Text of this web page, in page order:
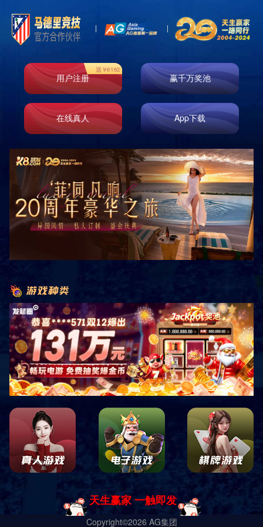
产品展示
PRODUCTS
分类
标准型套房 六
详细信息
套房是指组合成套的房屋，一般带有独立的卫生间或浴室。
上一篇：标准型套房 五
下一篇：暂无
电话 客服 地图